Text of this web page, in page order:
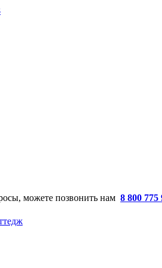
можете позвонить нам 8 800 775